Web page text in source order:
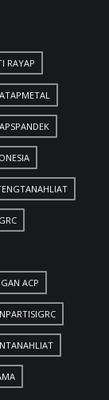
RAYAP
ATAPMETAL
ACP